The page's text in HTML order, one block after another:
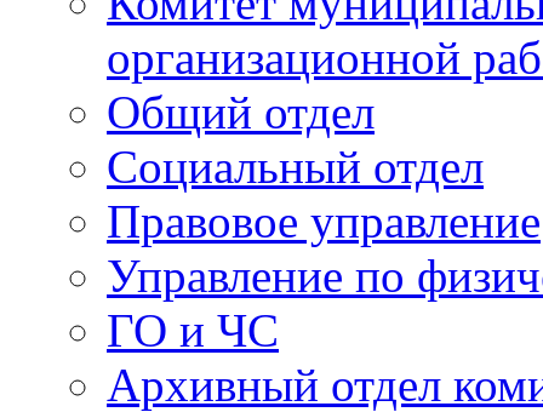
организационной
Общий отдел
Социальный отдел
Правовое управление
Управление по
ГО и ЧС
Архивный отдел